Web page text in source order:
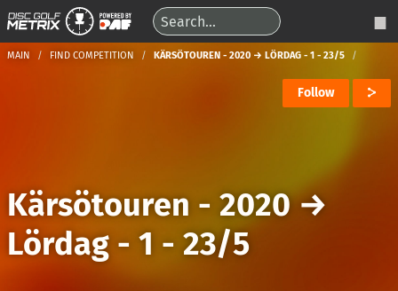
MAIN FIND COMPETITION KÄRSÖTOUREN - 2020 → LÖRDAG - 1 - 23/5
Follow
Kärsötouren - 2020→
Lördag - 1 - 23/5